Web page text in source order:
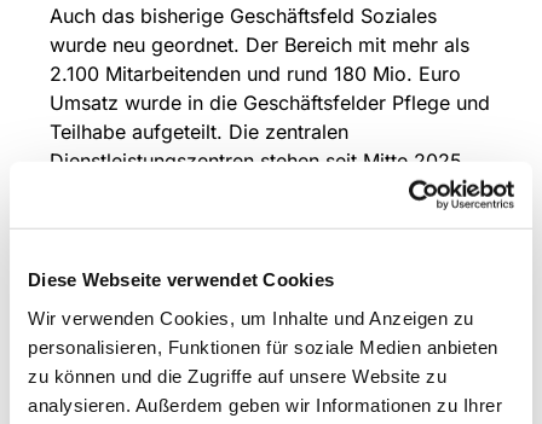
Diese Webseite verwendet Cookies
Wir verwenden Cookies, um Inhalte und Anzeigen zu
personalisieren, Funktionen für soziale Medien anbieten
zu können und die Zugriffe auf unsere Website zu
analysieren. Außerdem geben wir Informationen zu Ihrer
Auch das bisherige Geschäftsfeld Soziales
wurde neu geordnet. Der Bereich mit mehr als
2.100 Mitarbeitenden und rund 180 Mio. Euro
Umsatz wurde in die Geschäftsfelder Pflege und
Teilhabe aufgeteilt. Die zentralen
Dienstleistungszentren stehen seit Mitte 2025
Die Evangelische Stiftung Volmarstein hat
Orthopädietechnik und Sanitätshaus GmbH“
gegründet. Durch die Partnerschaft sollen das
Volmarsteiner Know-how sowie die Versorgung
in den Bereichen Sanitätshaus, Klinikversorgung,